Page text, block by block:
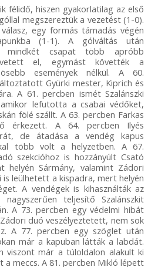
félidő, hiszen gyakorlatilag az első
megszereztük a vezetést (1-0).
egy formás támadás végén
(1-1). A gólváltás után
csapat több apróbb
el, egymást követték a
események nélkül. A 60.
Gyürki mester, Kiprich és
A 61. percben ismét Szalánszki
lefutotta a csabai védőket,
fölé szállt. A 63. percben Farkas
érkezett. A 64. percben Ilyés
de átadása a vendég kapus
több volt a helyzetben. A 67.
szekcióhoz is hozzányúlt Csató
helyén Sármány, valamint Zádori
leülhetett a kispadra, mert helyén
A vendégek is kihasználták az
teljesítő Szalánszkit
A 73. percben egy védelmi hibát
duó veszélyeztetett, nem sok
A 77. percben egy szöglet után
már a kapuban látták a labdát.
viszont már a túloldalon alakult ki
a meccs. A 81. percben Mikló lépett